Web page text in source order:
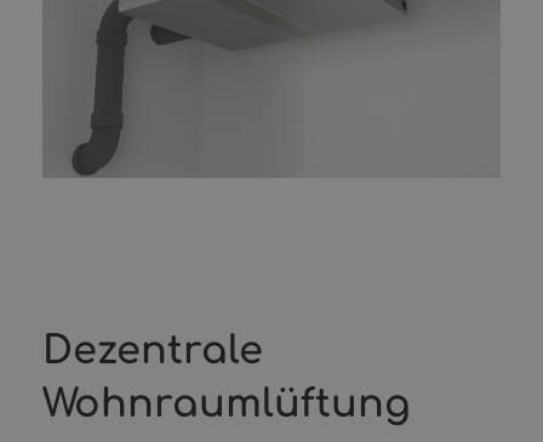
Dezentrale
Wohnraumlüftung